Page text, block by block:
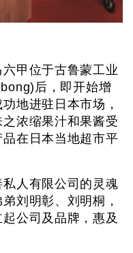
甲位于古鲁蒙工业
后，即开始增
地进驻日本市场，
浓缩果汁和果酱受
在日本当地超市平
人有限公司的灵魂
刘明彰、刘明桐，
公司及品牌，惠及